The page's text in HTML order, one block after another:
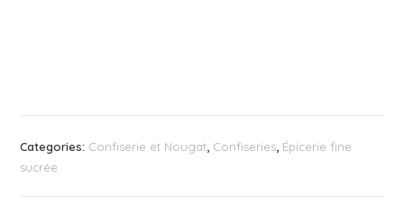
Categories: Confiserie et Nougat Confiseries Épicerie fine
sucrée